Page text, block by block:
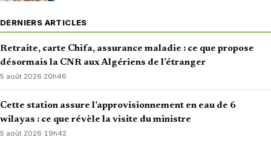
DERNIERS ARTICLES
Retraite, carte Chifa, assurance maladie : ce que propose
désormais la CNR aux Algériens de l’étranger
5 août 2026·20h46
Cette station assure l’approvisionnement en eau de 6
wilayas : ce que révèle la visite du ministre
5 août 2026·19h42